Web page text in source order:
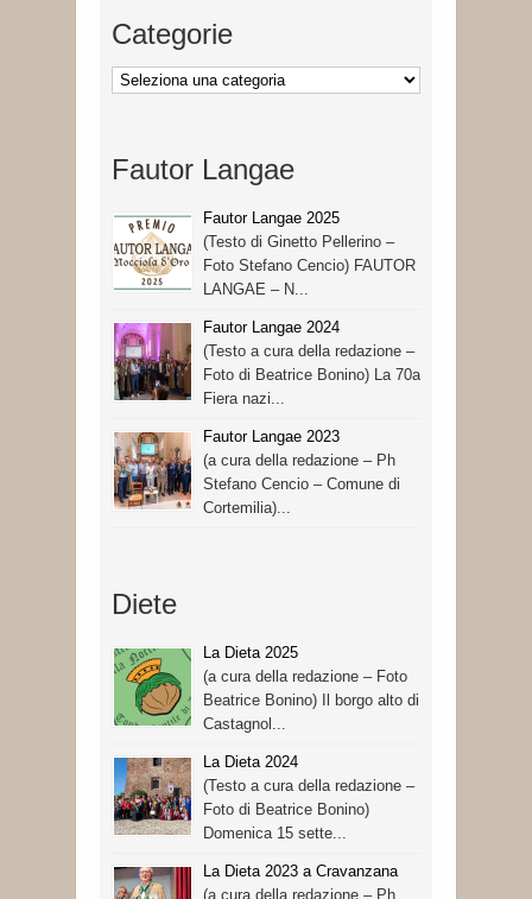
Categorie
Categorie
Fautor Langae
Fautor Langae 2025
(Testo di Ginetto Pellerino –
Foto Stefano Cencio) FAUTOR
LANGAE – N...
Fautor Langae 2024
(Testo a cura della redazione –
Foto di Beatrice Bonino) La 70a
Fiera nazi...
Fautor Langae 2023
(a cura della redazione – Ph
Stefano Cencio – Comune di
Cortemilia)...
Diete
La Dieta 2025
(a cura della redazione – Foto
Beatrice Bonino) Il borgo alto di
Castagnol...
La Dieta 2024
(Testo a cura della redazione –
Foto di Beatrice Bonino)
Domenica 15 sette...
La Dieta 2023 a Cravanzana
(a cura della redazione – Ph